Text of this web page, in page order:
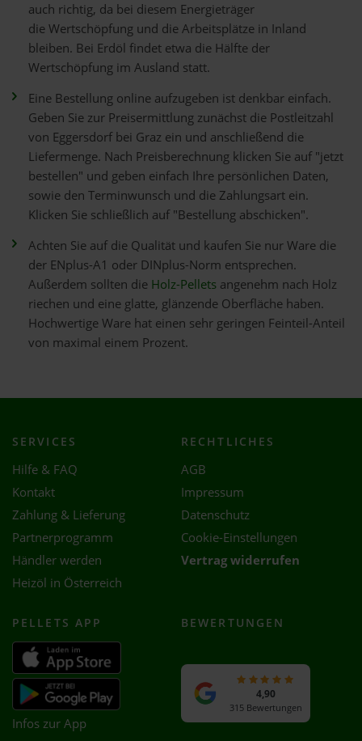
auch richtig, da bei diesem Energieträger
die Wertschöpfung und die Arbeitsplätze in Inland
bleiben. Bei Erdöl findet etwa die Hälfte der
Wertschöpfung im Ausland statt.
Eine Bestellung online aufzugeben ist denkbar einfach.
Geben Sie zur Preisermittlung zunächst die Postleitzahl
von Eggersdorf bei Graz ein und anschließend die
Liefermenge. Nach Preisberechnung klicken Sie auf "jetzt
bestellen" und geben einfach Ihre persönlichen Daten,
sowie den Terminwunsch und die Zahlungsart ein.
Klicken Sie schließlich auf "Bestellung abschicken".
Achten Sie auf die Qualität und kaufen Sie nur Ware die
der ENplus-A1 oder DINplus-Norm entsprechen.
Außerdem sollten die Holz-Pellets angenehm nach Holz
riechen und eine glatte, glänzende Oberfläche haben.
Hochwertige Ware hat einen sehr geringen Feinteil-Anteil
von maximal einem Prozent.
SERVICES
Hilfe & FAQ
Kontakt
Zahlung & Lieferung
Partnerprogramm
Händler werden
Heizöl in Österreich
RECHTLICHES
AGB
Impressum
Datenschutz
Cookie-Einstellungen
Vertrag widerrufen
PELLETS APP
Infos zur App
BEWERTUNGEN
4,90
315 Bewertungen